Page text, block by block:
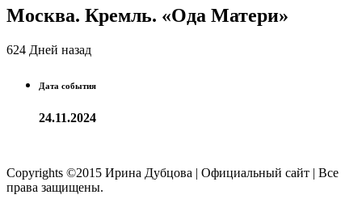
Москва. Кремль. «Ода Матери»
624 Дней назад
Дата события
24.11.2024
Copyrights ©2015 Ирина Дубцова | Официальный сайт | Все
права защищены.